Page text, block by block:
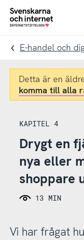
Till
navigation
Till
innehåll
To
Detta är en
komma till alla
KAPITEL 4
Drygt en
nya eller
shoppare
13 MIN
Vi har frågat